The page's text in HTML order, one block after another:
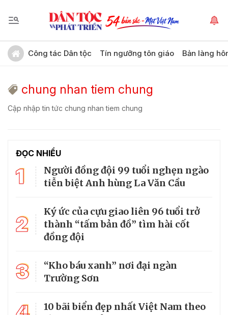
Công tác Dân tộc Tín ngưỡng tôn giáo Bản làng
chung nhan tiem chung
Cập nhập tin tức chung nhan tiem chung
ĐỌC NHIỀU
1
Người đồng đội 99 tuổi nghẹn ngào
tiễn biệt Anh hùng La Văn Cầu
2
Ký ức của cựu giao liên 96 tuổi trở
thành “tấm bản đồ” tìm hài cốt
đồng đội
3
“Kho báu xanh” nơi đại ngàn
Trường Sơn
10 bãi biển đẹp nhất Việt Nam theo